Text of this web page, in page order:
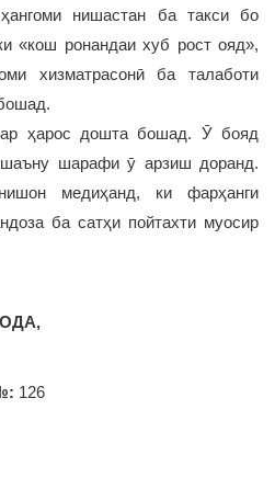
нишастан ба такси бо
«кош ронандаи хуб рост ояд»,
хизматрасонӣ ба талаботи
ҳарос дошта бошад. Ӯ бояд
шарафи ӯ арзиш доранд.
медиҳанд, ки фарҳанги
ба сатҳи пойтахти муосир
126